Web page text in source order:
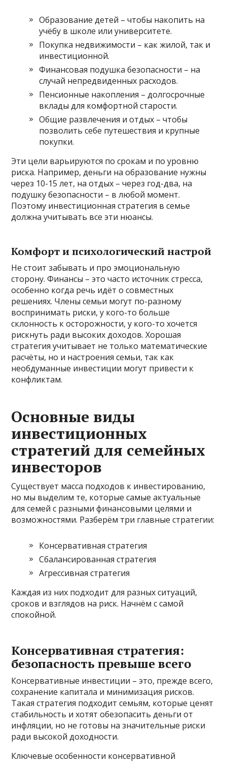
Образование детей – чтобы накопить на
учёбу в школе или университете.
Покупка недвижимости – как жилой, так и
инвестиционной.
Финансовая подушка безопасности – на
случай непредвиденных расходов.
Пенсионные накопления – долгосрочные
вклады для комфортной старости.
Общие развлечения и отдых – чтобы
позволить себе путешествия и крупные
покупки.
Эти цели варьируются по срокам и по уровню
риска. Например, деньги на образование нужны
через 10-15 лет, на отдых – через год-два, на
подушку безопасности – в любой момент.
Поэтому инвестиционная стратегия в семье
должна учитывать все эти нюансы.
Комфорт и психологический настрой
Не стоит забывать и про эмоциональную
сторону. Финансы – это часто источник стресса,
особенно когда речь идёт о совместных
решениях. Члены семьи могут по-разному
воспринимать риски, у кого-то больше
склонность к осторожности, у кого-то хочется
рискнуть ради высоких доходов. Хорошая
стратегия учитывает не только математические
расчёты, но и настроения семьи, так как
необдуманные инвестиции могут привести к
конфликтам.
Основные виды
инвестиционных
стратегий для семейных
инвесторов
Существует масса подходов к инвестированию,
но мы выделим те, которые самые актуальные
для семей с разными финансовыми целями и
возможностями. Разберём три главные стратегии:
Консервативная стратегия
Сбалансированная стратегия
Агрессивная стратегия
Каждая из них подходит для разных ситуаций,
сроков и взглядов на риск. Начнём с самой
спокойной.
Консервативная стратегия:
безопасность превыше всего
Консервативные инвестиции – это, прежде всего,
сохранение капитала и минимизация рисков.
Такая стратегия подходит семьям, которые ценят
стабильность и хотят обезопасить деньги от
инфляции, но не готовы на значительные риски
ради высокой доходности.
Ключевые особенности консервативной